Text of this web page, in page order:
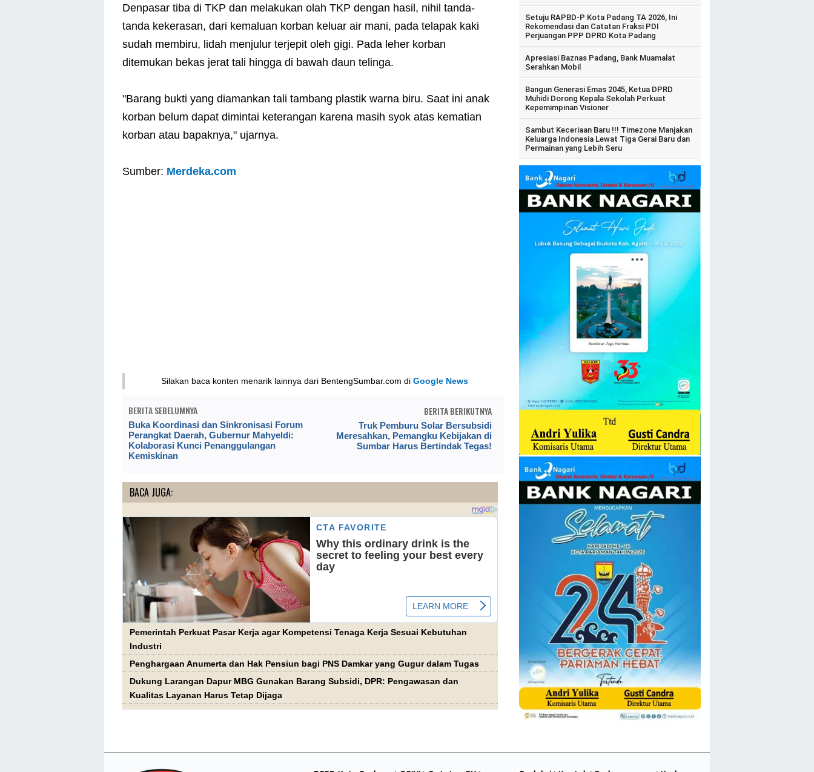
Denpasar tiba di TKP dan melakukan olah TKP dengan hasil, nihil tanda-
tanda kekerasan, dari kemaluan korban keluar air mani, pada telapak kaki
sudah membiru, lidah menjulur terjepit oleh gigi. Pada leher korban
ditemukan bekas jerat tali hingga di bawah daun telinga.
"Barang bukti yang diamankan tali tambang plastik warna biru. Saat ini anak
korban belum dapat dimintai keterangan karena masih syok atas kematian
korban atau bapaknya," ujarnya.
Sumber: Merdeka.com
Silakan baca konten menarik lainnya dari BentengSumbar.com diGoogle News
BERITA SEBELUMNYA
Buka Koordinasi dan Sinkronisasi Forum
Perangkat Daerah, Gubernur Mahyeldi:
Kolaborasi Kunci Penanggulangan
Kemiskinan
BERITA BERIKUTNYA
Truk Pemburu Solar Bersubsidi
Meresahkan, Pemangku Kebijakan di
Sumbar Harus Bertindak Tegas!
BACA JUGA:
Pemerintah Perkuat Pasar Kerja agar Kompetensi Tenaga Kerja Sesuai Kebutuhan
Industri
Penghargaan Anumerta dan Hak Pensiun bagi PNS Damkar yang Gugur dalam Tugas
Dukung Larangan Dapur MBG Gunakan Barang Subsidi, DPR: Pengawasan dan
Kualitas Layanan Harus Tetap Dijaga
Setuju RAPBD-P Kota Padang TA 2026, Ini
Rekomendasi dan Catatan Fraksi PDI
Perjuangan PPP DPRD Kota Padang
Apresiasi Baznas Padang, Bank Muamalat
Serahkan Mobil
Bangun Generasi Emas 2045, Ketua DPRD
Muhidi Dorong Kepala Sekolah Perkuat
Kepemimpinan Visioner
Sambut Keceriaan Baru !!! Timezone Manjakan
Keluarga Indonesia Lewat Tiga Gerai Baru dan
Permainan yang Lebih Seru